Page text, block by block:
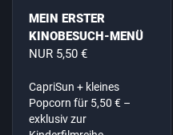
MEIN ERSTER
KINOBESUCH-MENÜ
NUR 5,50 €
CapriSun + kleines
Popcorn für 5,50 € –
exklusiv zur